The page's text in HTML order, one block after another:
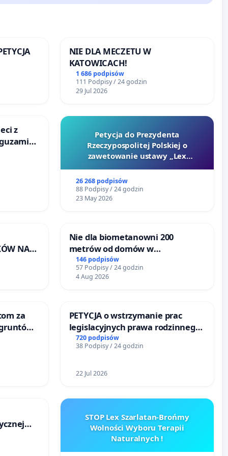
NIE DLA MECZETU W
KATOWICACH!
1 686 podpisów
111 Podpisy / 24 godzin
29 Jul 2026
z
Petycja do Prezydenta
Rzeczypospolitej Polskiej o
zawetowanie ustawy „Lex
26 268 podpisów
88 Podpisy / 24 godzin
23 May 2026
NA
Nie dla biometanowni 200
metrów od domów w
Biernatkach, gm. Wądroże
Wielkie
146 podpisów
57 Podpisy / 24 godzin
4 Aug 2026
za
PETYCJA o wstrzymanie prac
legislacyjnych prawa rodzinnego
narażających ofiary przemocy
720 podpisów
38 Podpisy / 24 godzin
22 Jul 2026
STOP Lex Szarlatan-Brońmy
Wolności Wyboru Terapii
Naturalnych !